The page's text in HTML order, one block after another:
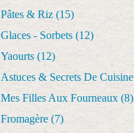
Pâtes & Riz (15)
Glaces - Sorbets (12)
Yaourts (12)
Astuces & Secrets De Cuisine
Mes Filles Aux Fourneaux (8)
Fromagère (7)